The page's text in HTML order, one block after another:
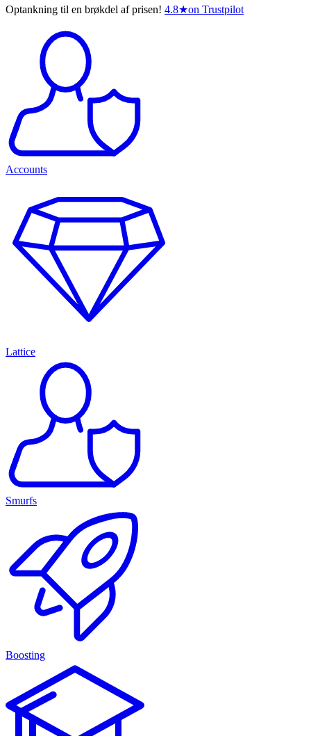
Optankning til en brøkdel af prisen! 4.8★on Trustpilot
Accounts
Lattice
Smurfs
Boosting